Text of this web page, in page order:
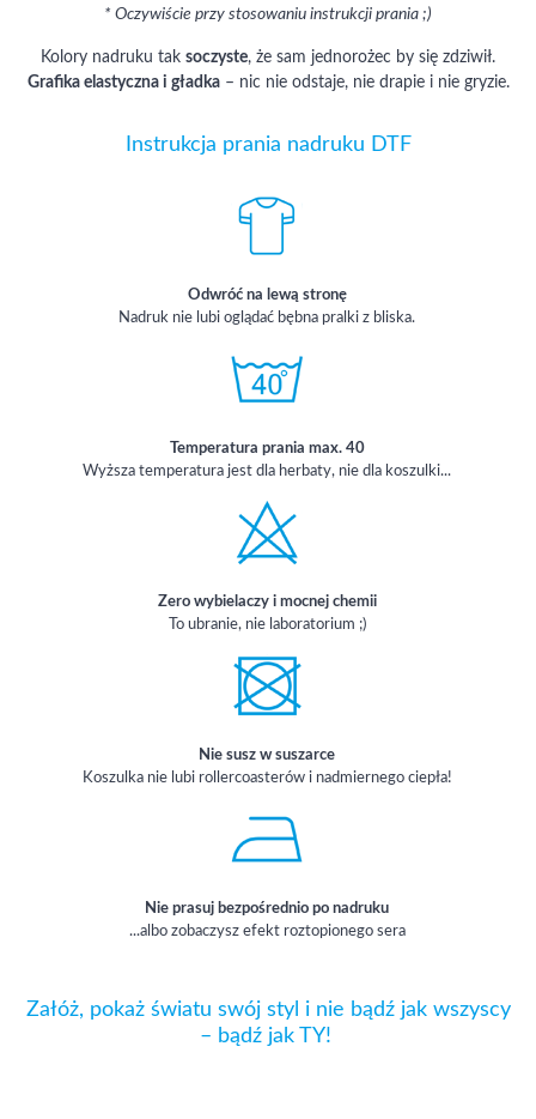
* Oczywiście przy stosowaniu instrukcji prania ;)
Kolory nadruku tak soczyste, że sam jednorożec by się zdziwił.
Grafika elastyczna i gładka– nic nie odstaje, nie drapie i nie gryzie.
Instrukcja prania nadruku DTF
Odwróć na lewą stronę
Nadruk nie lubi oglądać bębna pralki z bliska.
Temperatura prania max. 40
Wyższa temperatura jest dla herbaty, nie dla koszulki...
Zero wybielaczy i mocnej chemii
To ubranie, nie laboratorium ;)
Nie susz w suszarce
Koszulka nie lubi rollercoasterów i nadmiernego ciepła!
Nie prasuj bezpośrednio po nadruku
...albo zobaczysz efekt roztopionego sera
Załóż, pokaż światu swój styl i nie bądź jak wszyscy
– bądź jak TY!